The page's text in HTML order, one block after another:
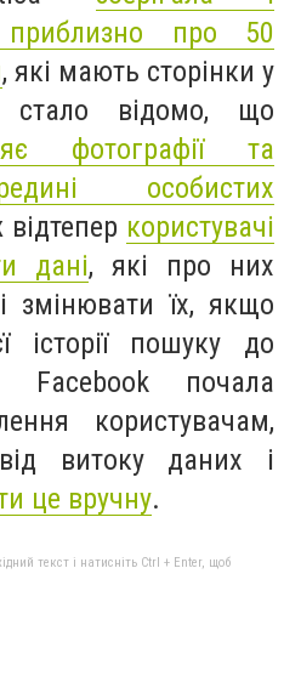
приблизно про 50
, які мають сторінки у
стало відомо, що
фотографії та
особистих
користувачі
дані, які про них
змінювати їх, якщо
історії пошуку до
Facebook почала
користувачам,
витоку даних і
це вручну.
текст і натисніть Ctrl + Enter, щоб